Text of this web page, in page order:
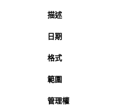
描述
日期
格式
範圍
管理權